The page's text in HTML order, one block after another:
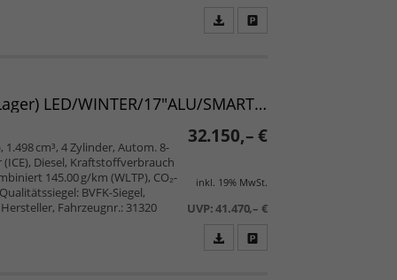
Verso TEAMPLAYER L2 1.5 D-4D 96 kW AT 7-Sitzer (Lager) LED/WINTER/17"ALU/SMART/PRIVACY/2ZK/5JGARANTIE/UVM.
32.150,– €
inkl. 19% MwSt.
UVP:41.470,– €
1.498 cm³, 4 Zylinder, Autom. 8-
Diesel, Kraftstoffverbrauch
145.00 g/km (WLTP), CO₂-
BVFK-Siegel,
Fahrzeugnr.: 31320